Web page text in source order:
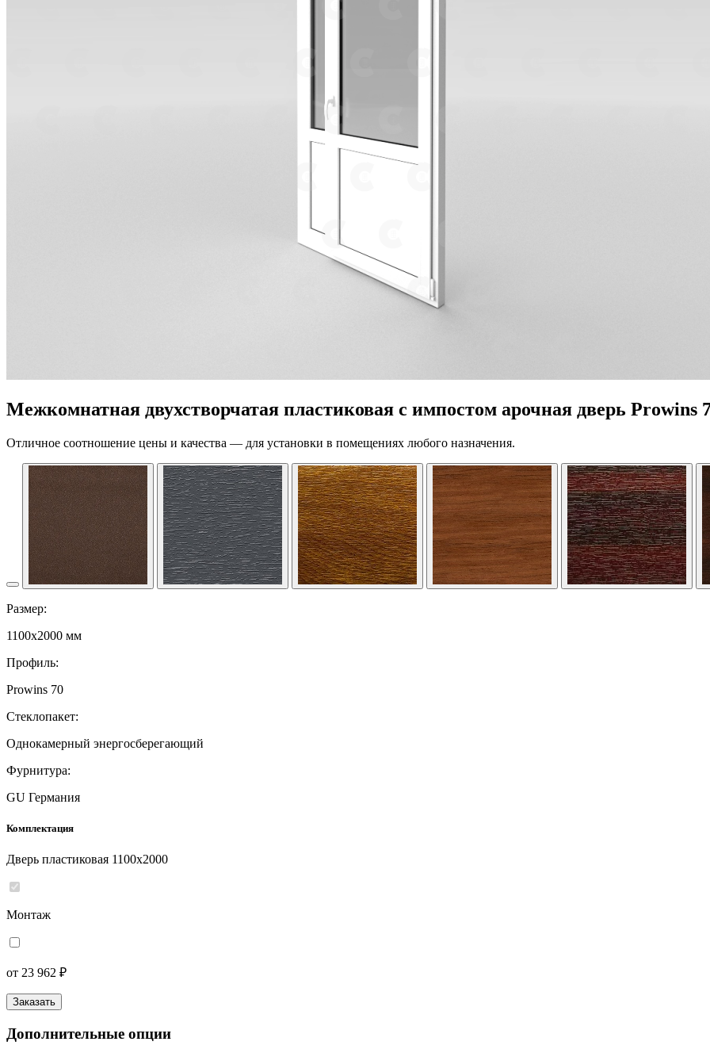
Межкомнатная двухстворчатая пластиковая с импостом арочная дверь Prowins
Отличное соотношение цены и качества — для установки в помещениях любого назначения.
Размер:
1100x2000 мм
Профиль:
Prowins 70
Стеклопакет:
Однокамерный энергосберегающий
Фурнитура:
GU Германия
Комплектация
Дверь пластиковая 1100x2000
Монтаж
от 23 962 ₽
Заказать
Дополнительные опции